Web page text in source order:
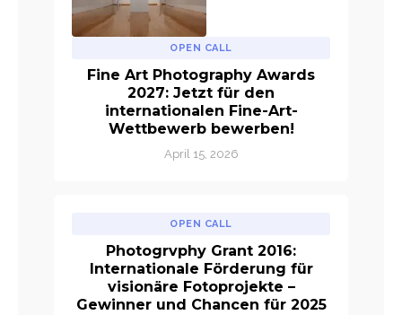
OPEN CALL
Fine Art Photography Awards
2027: Jetzt für den
internationalen Fine-Art-
Wettbewerb bewerben!
April 15, 2026
OPEN CALL
Photogrvphy Grant 2016:
Internationale Förderung für
visionäre Fotoprojekte –
Gewinner und Chancen für 2025